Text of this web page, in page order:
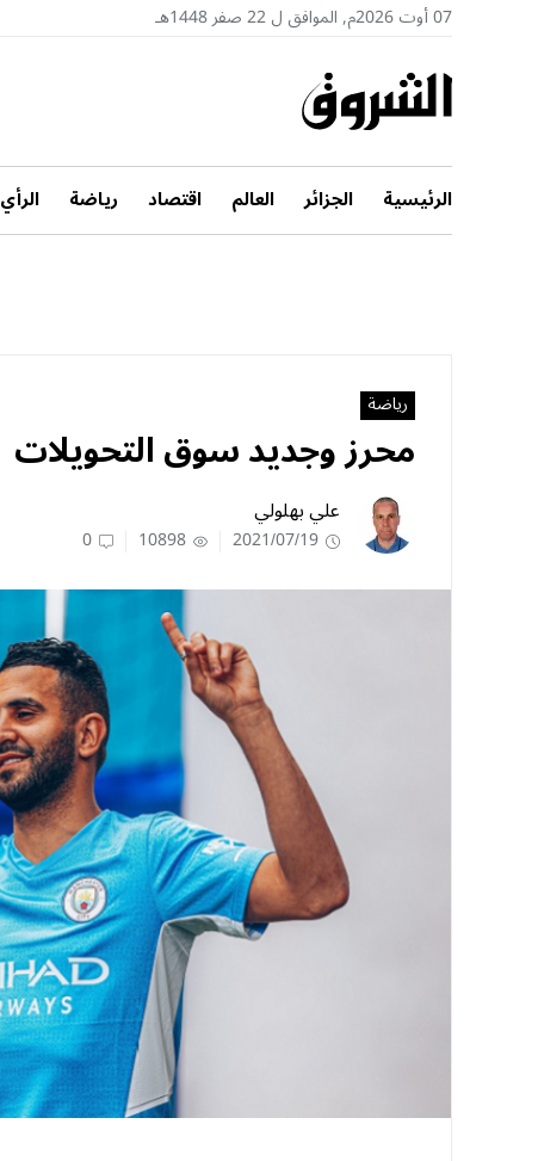
07 أوت 2026م, الموافق ل 22 صفر 1448هـ
الرئيسية الجزائر العالم اقتصاد رياضة الرأي
رياضة
محرز وجديد سوق التحويلات
علي بهلولي
2021/07/19
10898
0